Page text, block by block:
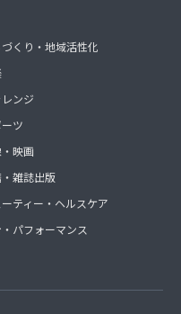
調を感じないように手
すのも、薬ではなくあ
に寄り添っていけるよ
。
。
その都度、連絡を取り
づくり・地域活性化
ンジ
ツ
映画
雑誌出版
ーティー・ヘルスケア
パフォーマンス